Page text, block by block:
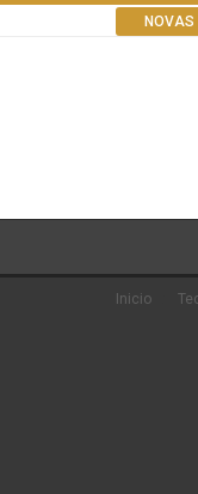
NOVAS
Inicio